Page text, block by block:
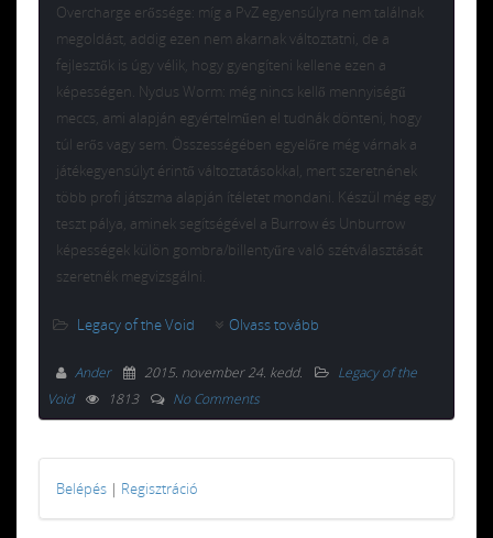
Overcharge erőssége: míg a PvZ egyensúlyra nem találnak
megoldást, addig ezen nem akarnak változtatni, de a
fejlesztők is úgy vélik, hogy gyengíteni kellene ezen a
képességen. Nydus Worm: még nincs kellő mennyiségű
meccs, ami alapján egyértelműen el tudnák dönteni, hogy
túl erős vagy sem. Összességében egyelőre még várnak a
játékegyensúlyt érintő változtatásokkal, mert szeretnének
több profi játszma alapján ítéletet mondani. Készül még egy
teszt pálya, aminek segítségével a Burrow és Unburrow
képességek külön gombra/billentyűre való szétválasztását
szeretnék megvizsgálni.
Legacy of the Void Olvass tovább
Ander 2015. november 24. kedd.
Legacy of the
Void
1813 No Comments
Belépés | Regisztráció